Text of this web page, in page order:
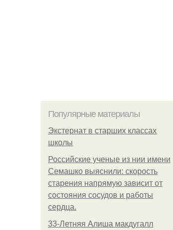
Популярные материалы
Экстернат в старших классах
школы
Российские ученые из нии имени
Семашко выяснили: скорость
старения напрямую зависит от
состояния сосудов и работы
сердца.
33-Летняя Алиша макдугалл